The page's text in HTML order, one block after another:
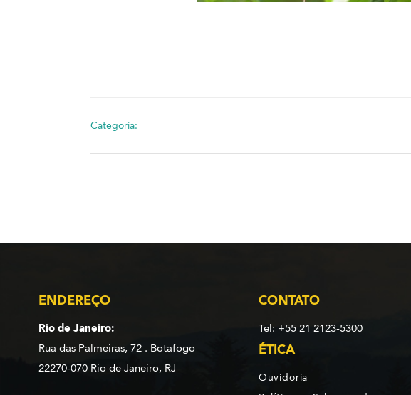
Categoria:
ENDEREÇO
Rio de Janeiro:
Rua das Palmeiras, 72 . Botafogo
22270-070 Rio de Janeiro, RJ
CONTATO
Tel: +55 21 2123-5300
ÉTICA
Ouvidoria